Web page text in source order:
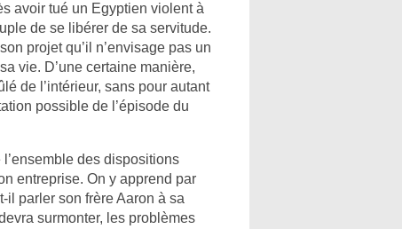
avoir tué un Egyptien violent à
de se libérer de sa servitude.
projet qu’il n’envisage pas un
vie. D’une certaine manière,
de l’intérieur, sans pour autant
possible de l’épisode du
des dispositions
entreprise. On y apprend par
il parler son frère Aaron à sa
surmonter, les problèmes